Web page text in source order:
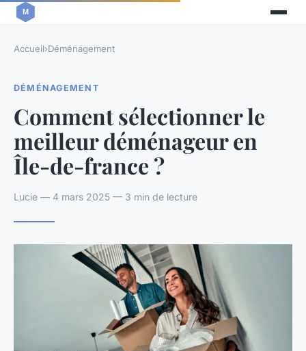
Accueil›Déménagement
DÉMÉNAGEMENT
Comment sélectionner le
meilleur déménageur en
Île-de-france ?
Lucie — 4 mars 2025 — 3 min de lecture